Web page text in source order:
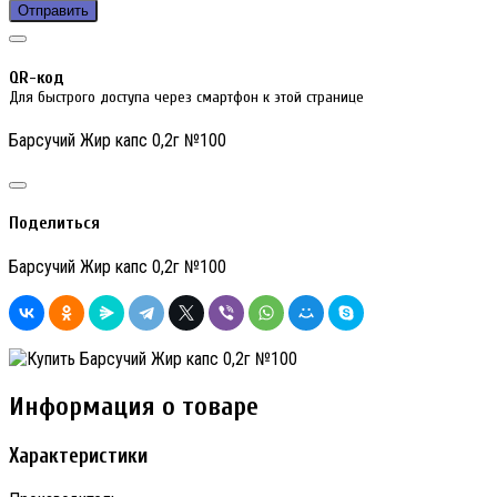
Отправить
QR-код
Для быстрого доступа через смартфон к этой странице
Барсучий Жир капс 0,2г №100
Поделиться
Барсучий Жир капс 0,2г №100
Информация о товаре
Характеристики